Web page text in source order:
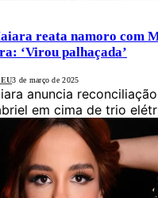
reata namoro com
‘Virou palhaçada’
3 de março de 2025
anuncia
em cima de trio